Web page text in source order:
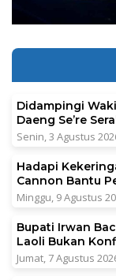
Didampingi
Daeng Se’re
Senin, 3 Agustus
Hadapi
Cannon Bantu
Minggu, 9 Agustus
Bupati Irwan
Laoli Bukan
Jumat, 7 Agustus